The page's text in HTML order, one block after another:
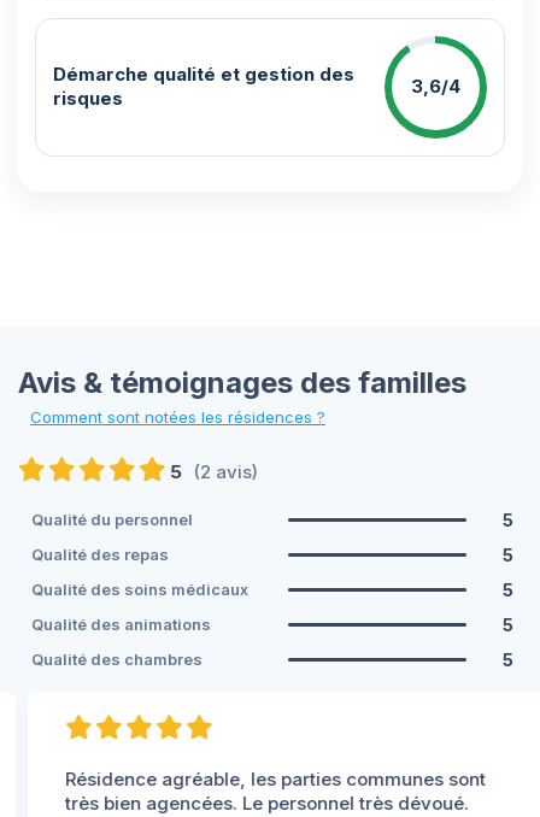
Démarche qualité et gestion des
risques
3,6/4
Avis & témoignages des familles
Comment sont notées les résidences ?
5 (2 avis)
Qualité du personnel 5
Qualité des repas 5
Qualité des soins médicaux 5
Qualité des animations 5
Qualité des chambres 5
Résidence agréable, les parties communes sont
très bien agencées. Le personnel très dévoué.